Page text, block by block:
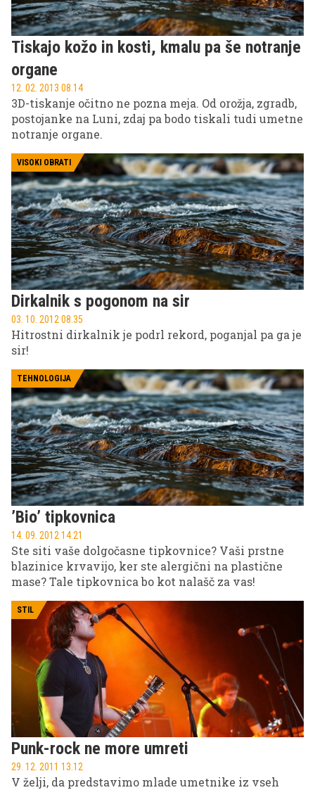
Tiskajo kožo in kosti, kmalu pa še notranje
organe
12. 02. 2013 08.14
3D-tiskanje očitno ne pozna meja. Od orožja, zgradb,
postojanke na Luni, zdaj pa bodo tiskali tudi umetne
notranje organe.
VISOKI OBRATI
Dirkalnik s pogonom na sir
03. 10. 2012 08.35
Hitrostni dirkalnik je podrl rekord, poganjal pa ga je
sir!
TEHNOLOGIJA
’Bio’ tipkovnica
14. 09. 2012 14.21
Ste siti vaše dolgočasne tipkovnice? Vaši prstne
blazinice krvavijo, ker ste alergični na plastične
mase? Tale tipkovnica bo kot nalašč za vas!
STIL
Punk-rock ne more umreti
29. 12. 2011 13.12
V želji, da predstavimo mlade umetnike iz vseh